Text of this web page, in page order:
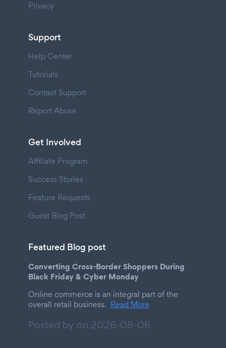
Privacy
Support
Help Center
Tutorials
Contact Support
Report Abuse
Get Involved
Affiliate Program
Success Stories
Feature Requests
Guest Blog Post
Featured Blog post
Converting Cross-Border Shoppers During
Black Friday & Cyber Monday
Online commerce is an integral part of the
overall retail business. Read More
Posted by on 2026-08-06